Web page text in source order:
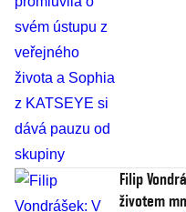
Filip
životem